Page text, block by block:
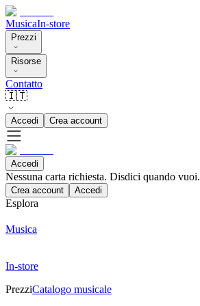
MusicaIn-store
Prezzi
Risorse
Contatto
🇮🇹
Accedi Crea account
Accedi
Nessuna carta richiesta. Disdici quando vuoi.
Crea account Accedi
Esplora
Musica
In-store
PrezziCatalogo musicale